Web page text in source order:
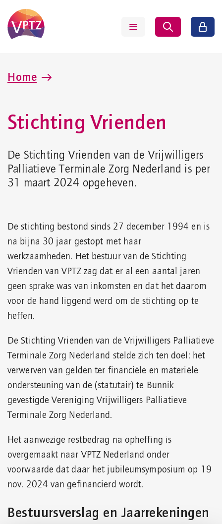
Home
Stichting Vrienden
De Stichting Vrienden van de Vrijwilligers
Palliatieve Terminale Zorg Nederland is per
31 maart 2024 opgeheven.
De stichting bestond sinds 27 december 1994 en is
na bijna 30 jaar gestopt met haar
werkzaamheden. Het bestuur van de Stichting
Vrienden van VPTZ zag dat er al een aantal jaren
geen sprake was van inkomsten en dat het daarom
voor de hand liggend werd om de stichting op te
heffen.
De Stichting Vrienden van de Vrijwilligers Palliatieve
Terminale Zorg Nederland stelde zich ten doel: het
verwerven van gelden ter financiële en materiële
ondersteuning van de (statutair) te Bunnik
gevestigde Vereniging Vrijwilligers Palliatieve
Terminale Zorg Nederland.
Het aanwezige restbedrag na opheffing is
overgemaakt naar VPTZ Nederland onder
voorwaarde dat daar het jubileumsymposium op 19
nov. 2024 van gefinancierd wordt.
Bestuursverslag en Jaarrekeningen